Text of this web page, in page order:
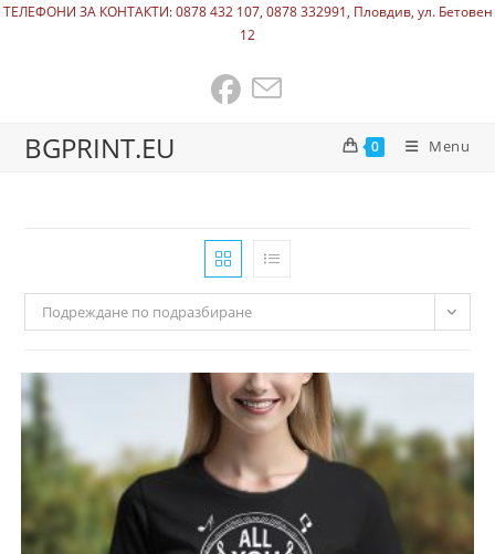
ТЕЛЕФОНИ ЗА КОНТАКТИ: 0878 432 107, 0878 332991, Пловдив, ул. Бетовен
12
BGPRINT.EU 0 Menu
Подреждане по подразбиране